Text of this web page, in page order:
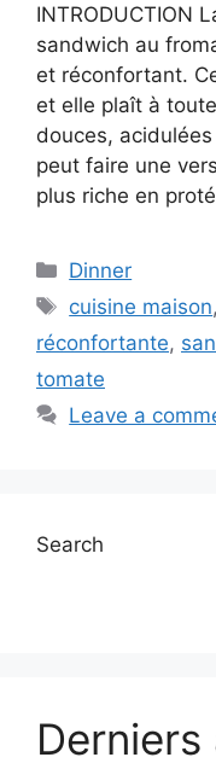
INTRODUCTION
sandwich au
et réconfortant.
et elle plaît à
douces,
peut faire une
plus riche en
Categories
Dinner
Tags
cuisine maison,
réconfortante,
tomate
Leave a
Search